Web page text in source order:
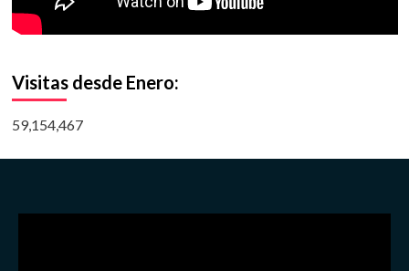
Visitas desde Enero:
59,154,467